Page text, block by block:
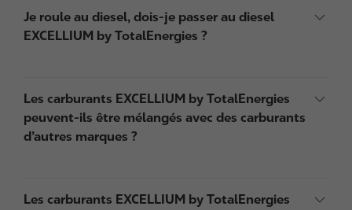
Je roule au diesel, dois-je passer au diesel
EXCELLIUM by TotalEnergies ?
Les carburants EXCELLIUM by TotalEnergies
peuvent-ils être mélangés avec des carburants
d’autres marques ?
Les carburants EXCELLIUM by TotalEnergies